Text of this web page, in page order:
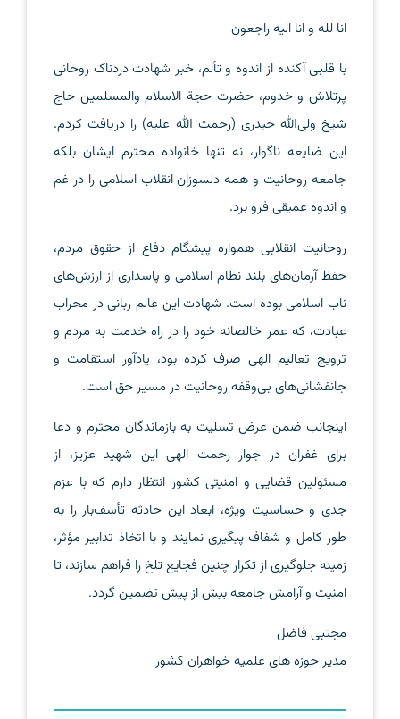
انا لله و انا الیه راجعون
با قلبی آکنده از اندوه و تألم، خبر شهادت دردناک روحانی
پرتلاش و خدوم، حضرت حجة الاسلام والمسلمین حاج
شیخ ولی‌الله حیدری (رحمت الله علیه) را دریافت کردم.
این ضایعه ناگوار، نه تنها خانواده محترم ایشان بلکه
جامعه روحانیت و همه دلسوزان انقلاب اسلامی را در غم
و اندوه عمیقی فرو برد.
روحانیت انقلابی همواره پیشگام دفاع از حقوق مردم،
حفظ آرمان‌های بلند نظام اسلامی و پاسداری از ارزش‌های
ناب اسلامی بوده است. شهادت این عالم ربانی در محراب
عبادت، که عمر خالصانه خود را در راه خدمت به مردم و
ترویج تعالیم الهی صرف کرده بود، یادآور استقامت و
جانفشانی‌های بی‌وقفه روحانیت در مسیر حق است.
اینجانب ضمن عرض تسلیت به بازماندگان محترم و دعا
برای غفران در جوار رحمت الهی این شهید عزیز، از
مسئولین قضایی و امنیتی کشور انتظار دارم که با عزم
جدی و حساسیت ویژه، ابعاد این حادثه تأسف‌بار را به
طور کامل و شفاف پیگیری نمایند و با اتخاذ تدابیر مؤثر،
زمینه جلوگیری از تکرار چنین فجایع تلخ را فراهم سازند، تا
امنیت و آرامش جامعه بیش از پیش تضمین گردد.
مجتبی فاضل
مدیر حوزه های علمیه خواهران کشور